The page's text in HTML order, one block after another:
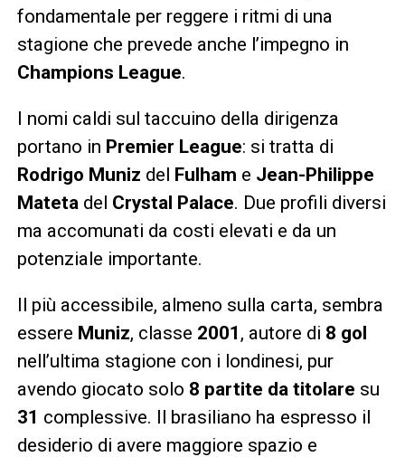
fondamentale per reggere i ritmi di una
stagione che prevede anche l’impegno in
Champions League.
I nomi caldi sul taccuino della dirigenza
portano in Premier League: si tratta di
Rodrigo Muniz del Fulham e Jean-Philippe
Mateta del Crystal Palace. Due profili diversi
ma accomunati da costi elevati e da un
potenziale importante.
Il più accessibile, almeno sulla carta, sembra
essere Muniz, classe 2001 , autore di 8 gol
nell’ultima stagione con i londinesi, pur
avendo giocato solo 8 partite da titolare su
31 complessive. Il brasiliano ha espresso il
desiderio di avere maggiore spazio e